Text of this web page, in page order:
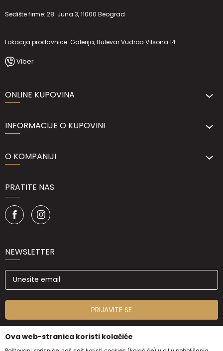
Sedište firme: 28. Juna 3, 11000 Beograd
Lokacija prodavnice: Galerija, Bulevar Vudroa Vilsona 14
Viber
ONLINE KUPOVINA
INFORMACIJE O KUPOVINI
O KOMPANIJI
PRATITE NAS
NEWSLETTER
PRIJAVITE SE
Ova web-stranica koristi kolačiće